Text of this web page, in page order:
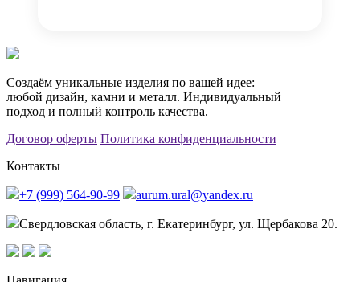
Создаём уникальные изделия по вашей идее:
любой дизайн, камни и металл. Индивидуальный
подход и полный контроль качества.
Договор оферты Политика конфиденциальности
Контакты
+7 (999) 564-90-99 aurum.ural@yandex.ru
Свердловская область, г. Екатеринбург, ул. Щербакова 20.